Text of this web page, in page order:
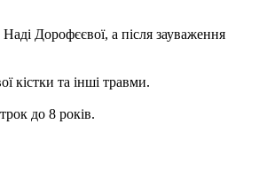
Дорофєєвої, а після зауваження
кістки та інші травми.
до 8 років.